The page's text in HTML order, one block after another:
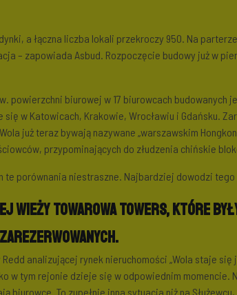
a łączna liczba lokali przekroczy 950. Na parterze
– zapowiada Asbud. Rozpoczęcie budowy już w
powierzchni biurowej w 17 biurowcach budowanych
w Katowicach, Krakowie, Wrocławiu i Gdańsku.
już teraz bywają nazywane „warszawskim
przypominających do złudzenia chińskie
te porównania niestraszne. Najbardziej dowodzi
wieży Towarowa Towers, które
analizującej rynek nieruchomości „Wola staje się
w tym rejonie dzieje się w odpowiednim momencie.
To zupełnie inna sytuacja niż na